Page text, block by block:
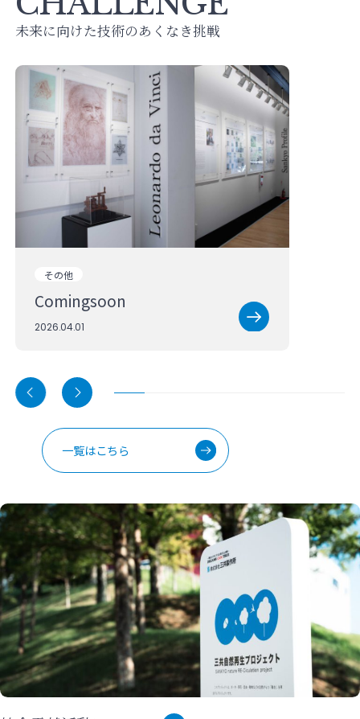
未来に向けた技術のあくなき挑戦
一覧はこちら
その他
Comingsoon
2026.04.01
TECHNOLOGY
私たちの技術
未来に向けた技術のあくなき挑戦、
開発事例・特許についてご紹介します。
VIEW ALL
GLOBAL
グローバル体制
高い技術力と安心のサービスを実現する
グローバル体制についてご紹介します。
VIEW ALL
PRODUCTS
製品について
詳しい製品情報やダウンロード資料は、
こちらからご確認ください。
VIEW ALL